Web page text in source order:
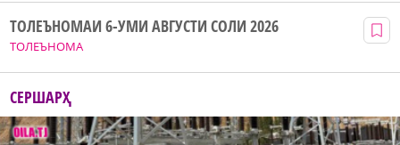
ТОЛЕЪНОМА
ТОЛЕЪНОМАИ 6-УМИ АВГУСТИ СОЛИ 2026
СЕРШАРҲ